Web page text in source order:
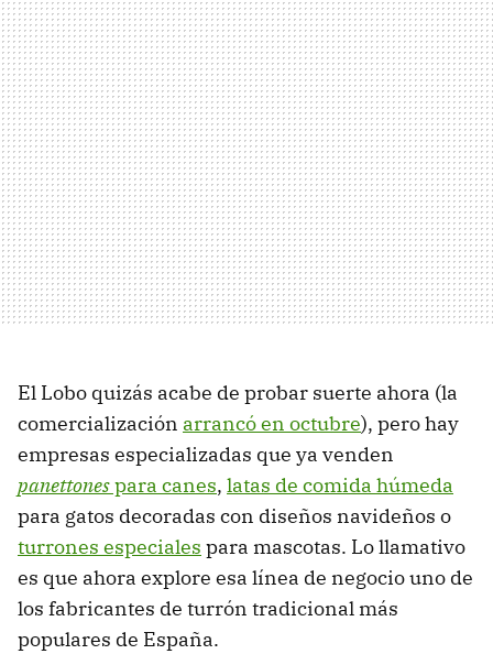
El Lobo quizás acabe de probar suerte ahora (la
comercialización arrancó en octubre), pero hay
empresas especializadas que ya venden
panettonespara canes, latas de comida húmeda
para gatos decoradas con diseños navideños o
turrones especiales para mascotas. Lo llamativo
es que ahora explore esa línea de negocio uno de
los fabricantes de turrón tradicional más
populares de España.